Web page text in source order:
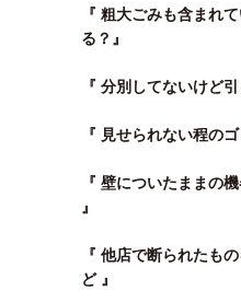
『 粗大ごみも含まれ
る？』
『 分別してないけど
『 見せられない程の
『 壁についたままの
』
『 他店で断られたも
ど 』